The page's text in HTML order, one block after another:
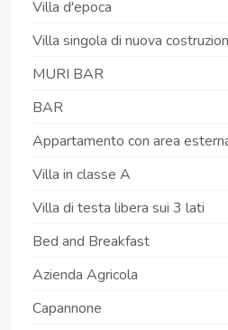
Villa d'epoca
Villa singola di nuova
MURI BAR
BAR
Appartamento con area
Villa in classe A
Villa di testa libera sui 3 lati
Bed and Breakfast
Azienda Agricola
Capannone